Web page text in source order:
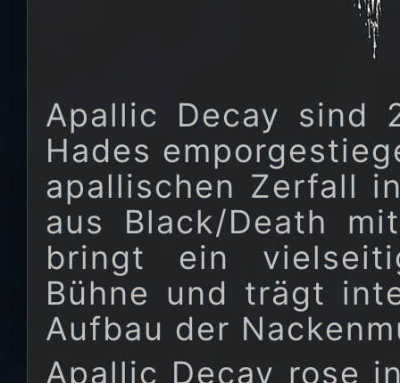
Apallic Decay sind
Hades
apallischen Zerfall
aus Black/Death
bringt ein
Bühne und trägt
Aufbau der
Apallic Decay rose